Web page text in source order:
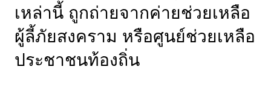
เหล่านี้ ถูกถ่ายจากค่ายช่วยเหลือ
ผู้ลี้ภัยสงคราม หรือศูนย์ช่วยเหลือ
ประชาชนท้องถิ่น